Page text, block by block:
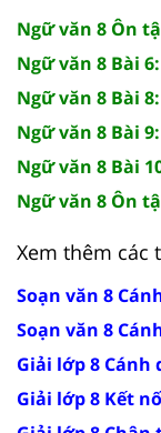
Ngữ văn 8 Ôn
Ngữ văn 8 Bài
Ngữ văn 8 Bài
Ngữ văn 8 Bài
Ngữ văn 8 Bài
Ngữ văn 8 Ôn
Xem thêm các
Soạn văn 8
Soạn văn 8
Giải lớp 8 Cánh
Giải lớp 8 Kết